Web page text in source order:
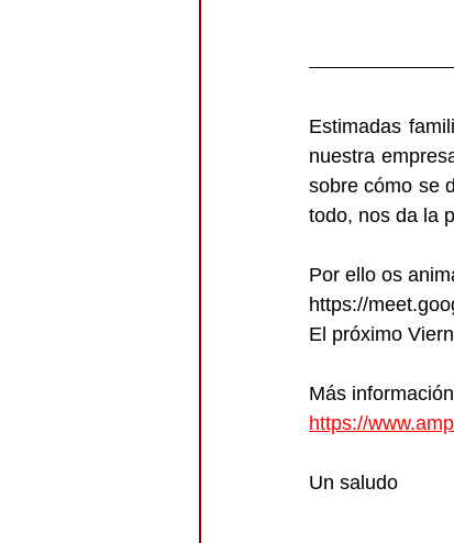
Estimadas
nuestra
sobre cómo se
todo, nos da la
Por ello os
https://
El próximo
Más
https://
Un saludo